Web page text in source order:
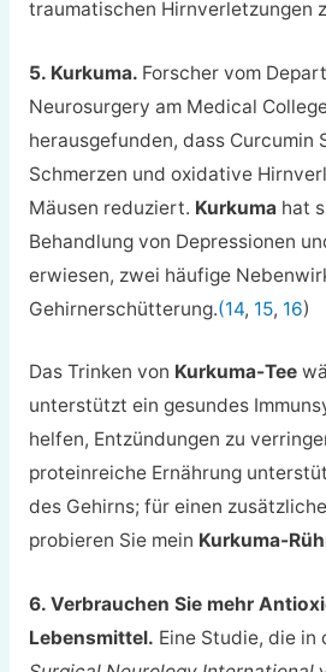
traumatischen Hirnverletzungen
5. Kurkuma. Forscher vom
Neurosurgery am Medical
herausgefunden, dass Curcumin
Schmerzen und oxidative
Mäusen reduziert. Kurkuma hat
Behandlung von Depressionen
erwiesen, zwei häufige
Gehirnerschütterung.(14, 15, 16)
Das Trinken von Kurkuma-Tee
unterstützt ein gesundes
helfen, Entzündungen zu
proteinreiche Ernährung
des Gehirns; für einen
probieren Sie mein Kurkuma-
6. Verbrauchen Sie mehr
Lebensmittel. Eine Studie, die